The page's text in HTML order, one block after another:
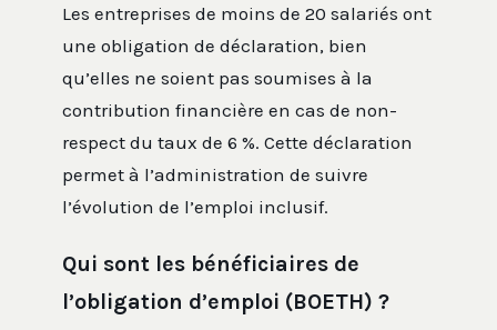
Les entreprises de moins de 20 salariés ont
une obligation de déclaration, bien
qu’elles ne soient pas soumises à la
contribution financière en cas de non-
respect du taux de 6 %. Cette déclaration
permet à l’administration de suivre
l’évolution de l’emploi inclusif.
Qui sont les bénéficiaires de
l’obligation d’emploi (BOETH) ?